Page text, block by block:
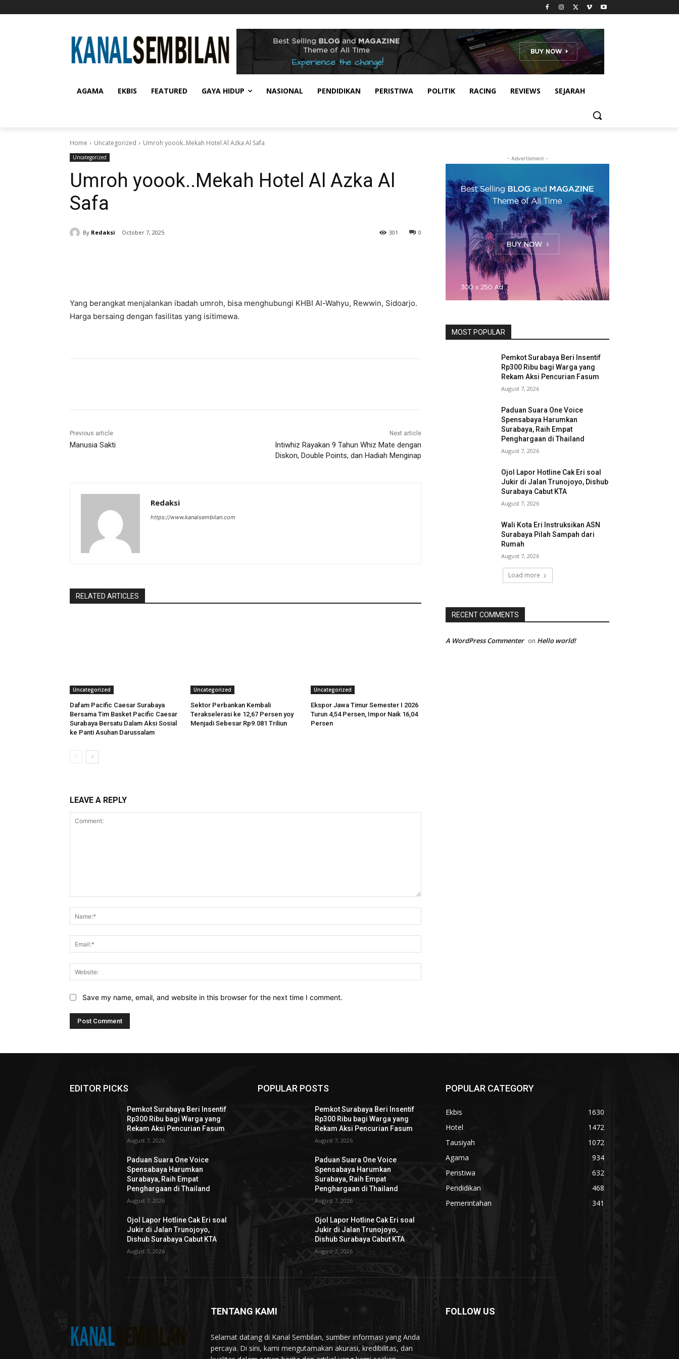
AGAMA EKBIS FEATURED GAYA HIDUP NASIONAL PENDIDIKAN PERISTIWA POLITIK RACING REVIEWS SEJARAH
Home Uncategorized Umroh yoook..Mekah Hotel Al Azka Al Safa
Uncategorized
Umroh yoook..Mekah Hotel Al Azka Al
Safa
By Redaksi October 7, 2025 0
301
Yang berangkat menjalankan ibadah umroh, bisa menghubungi KHBI Al-Wahyu, Rewwin, Sidoarjo.
Harga bersaing dengan fasilitas yang isitimewa.
Previous article
Manusia Sakti
Next article
Intiwhiz Rayakan 9 Tahun Whiz Mate dengan
Diskon, Double Points, dan Hadiah Menginap
Redaksi
https://www.kanalsembilan.com
RELATED ARTICLES
Uncategorized
Dafam Pacific Caesar Surabaya
Bersama Tim Basket Pacific Caesar
Surabaya Bersatu Dalam Aksi Sosial
ke Panti Asuhan Darussalam
Uncategorized
Sektor Perbankan Kembali
Terakselerasi ke 12,67 Persen yoy
Menjadi Sebesar Rp9.081 Triliun
Uncategorized
Ekspor Jawa Timur Semester I 2026
Turun 4,54 Persen, Impor Naik 16,04
Persen
LEAVE A REPLY
Save my name, email, and website in this browser for the next time I comment.
- Advertisment -
MOST POPULAR
Pemkot Surabaya Beri Insentif
Rp300 Ribu bagi Warga yang
Rekam Aksi Pencurian Fasum
August 7, 2026
Paduan Suara One Voice
Spensabaya Harumkan
Surabaya, Raih Empat
Penghargaan di Thailand
August 7, 2026
Ojol Lapor Hotline Cak Eri soal
Jukir di Jalan Trunojoyo, Dishub
Surabaya Cabut KTA
August 7, 2026
Wali Kota Eri Instruksikan ASN
Surabaya Pilah Sampah dari
Rumah
August 7, 2026
Load more
RECENT COMMENTS
A WordPress Commenter on Hello world!
EDITOR PICKS
Pemkot Surabaya Beri Insentif
Rp300 Ribu bagi Warga yang
Rekam Aksi Pencurian Fasum
August 7, 2026
Paduan Suara One Voice
Spensabaya Harumkan
Surabaya, Raih Empat
Penghargaan di Thailand
August 7, 2026
Ojol Lapor Hotline Cak Eri soal
Jukir di Jalan Trunojoyo,
Dishub Surabaya Cabut KTA
August 7, 2026
POPULAR POSTS
Pemkot Surabaya Beri Insentif
Rp300 Ribu bagi Warga yang
Rekam Aksi Pencurian Fasum
August 7, 2026
Paduan Suara One Voice
Spensabaya Harumkan
Surabaya, Raih Empat
Penghargaan di Thailand
August 7, 2026
Ojol Lapor Hotline Cak Eri soal
Jukir di Jalan Trunojoyo,
Dishub Surabaya Cabut KTA
August 7, 2026
POPULAR CATEGORY
Ekbis
1630
Hotel
1472
Tausiyah
1072
Agama
934
Peristiwa
632
Pendidikan
468
Pemerintahan
341
TENTANG KAMI
Selamat datang di Kanal Sembilan, sumber informasi yang Anda
percaya. Di sini, kami mengutamakan akurasi, kredibilitas, dan
FOLLOW US